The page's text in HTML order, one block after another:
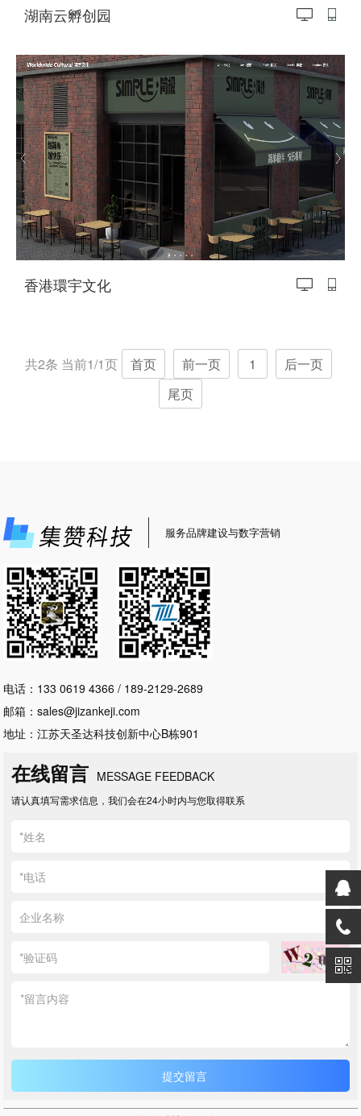
咨询、培训——
湖南云孵创园
咨询、培训——
香港環宇文化
共2条 当前1/1页 首页 前一页 1
后一页
尾页
服务品牌建设与数字营销
电话：133 0619 4366 / 189-2129-2689
邮箱：sales@jizankeji.com
地址：江苏天圣达科技创新中心B栋901
在线留言 MESSAGE FEEDBACK
请认真填写需求信息，我们会在24小时内与您取得联系